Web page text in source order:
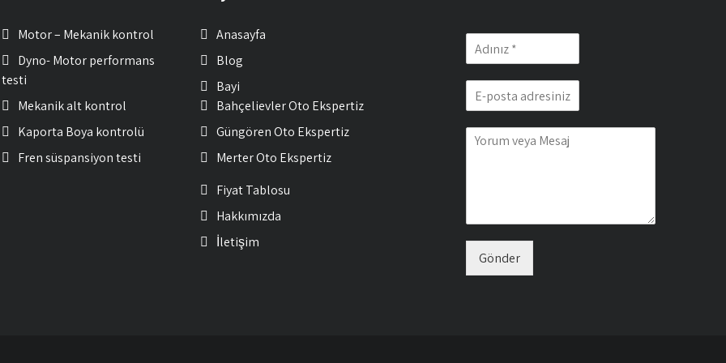
Motor – Mekanik kontrol
Dyno- Motor performans
testi
Mekanik alt kontrol
Kaporta Boya kontrolü
Fren süspansiyon testi
Anasayfa
Blog
Bayi
Bahçelievler Oto Ekspertiz
Güngören Oto Ekspertiz
Merter Oto Ekspertiz
Fiyat Tablosu
Hakkımızda
İletişim
Gönder